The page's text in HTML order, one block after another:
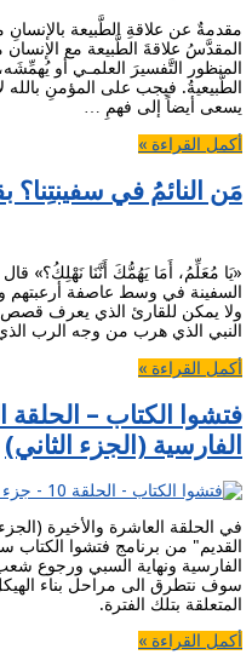
مقدمةٌ عن علاقةِ الطَّبيعة
المقدَّسُ علاقةَ الطَّبيعة مع
المنظور التَّفسيرَ العلمـي أو
الطَّبيعيةُ. فيجب على المؤمنِ
يسعى أيضاً إلى فهمِ …
أكمل القراءة »
مَن النائمُ في سفينتِنا؟
«يَا مُعَلِّمُ، أَمَا يَهُمُّكَ أَنَّنَا نَهْلِكُ؟»
السفينة في وسط عاصفة أرعبتهم
ولا يمكن للقارئ الذي يعرف قصص
النبي الذي هرب من وجه الرب
أكمل القراءة »
فتشوا الكتاب – الحلقة
الفارسية (الجزء الثاني)
في الحلقة العاشرة والأخيرة
القديم" من برنامج فتشوا الكتاب
الفارسية ونهاية السبي ورجوع
سوف نتطرق الى مراحل بناء الهيكل
المتعلقة بتلك الفترة.
أكمل القراءة »